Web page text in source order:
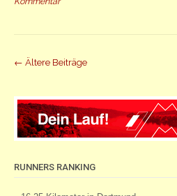
Beiträge
← Ältere Beiträge
RUNNERS RANKING